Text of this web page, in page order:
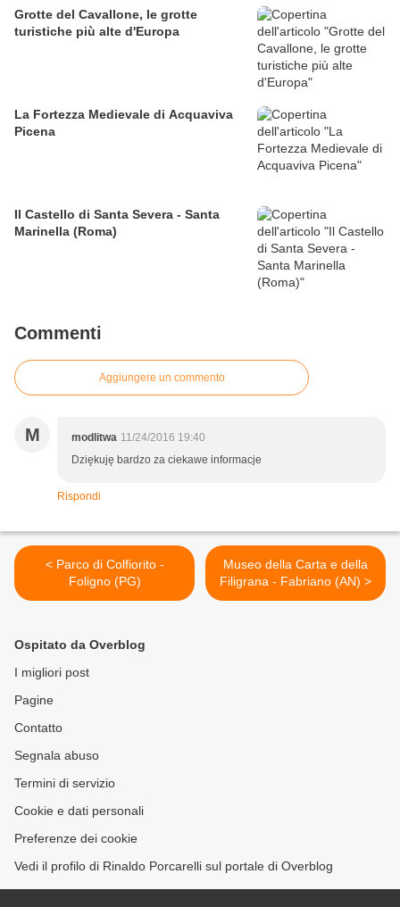
Grotte del Cavallone, le grotte
turistiche più alte d'Europa
La Fortezza Medievale di Acquaviva
Picena
Il Castello di Santa Severa - Santa
Marinella (Roma)
Commenti
Aggiungere un commento
M modlitwa 11/24/2016 19:40
Dziękuję bardzo za ciekawe informacje
Rispondi
< Parco di Colfiorito -
Foligno (PG)
Museo della Carta e della
Filigrana - Fabriano (AN) >
Ospitato da Overblog
I migliori post
Pagine
Contatto
Segnala abuso
Termini di servizio
Cookie e dati personali
Preferenze dei cookie
Vedi il profilo di Rinaldo Porcarelli sul portale di Overblog